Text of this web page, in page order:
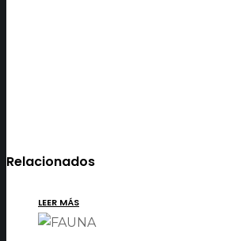
Relacionados
LEER MÁS